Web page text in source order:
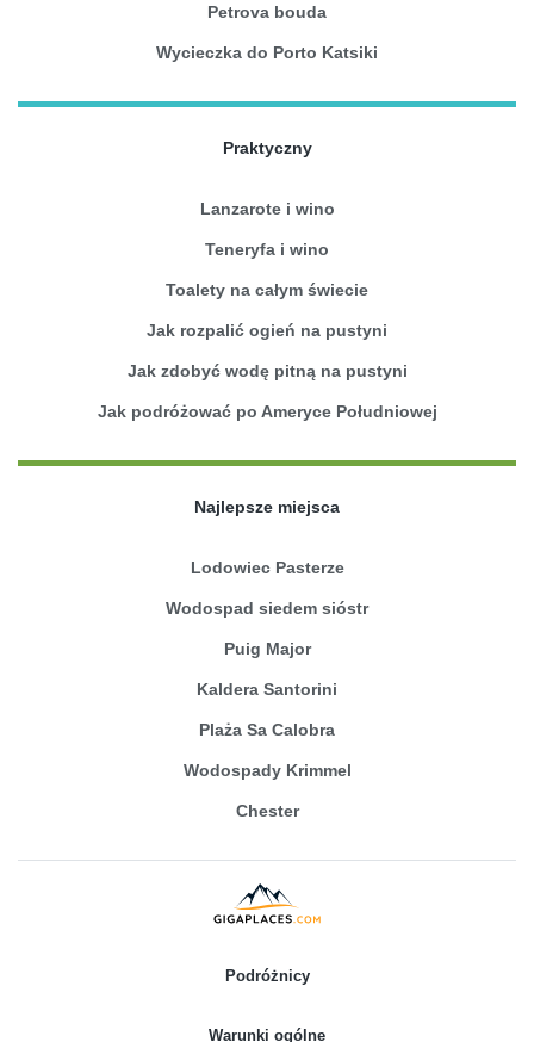
Petrova bouda
Wycieczka do Porto Katsiki
Praktyczny
Lanzarote i wino
Teneryfa i wino
Toalety na całym świecie
Jak rozpalić ogień na pustyni
Jak zdobyć wodę pitną na pustyni
Jak podróżować po Ameryce Południowej
Najlepsze miejsca
Lodowiec Pasterze
Wodospad siedem sióstr
Puig Major
Kaldera Santorini
Plaża Sa Calobra
Wodospady Krimmel
Chester
Podróżnicy
Warunki ogólne